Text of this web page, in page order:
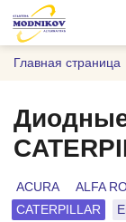
Главная страница
ACURA ALFA
CATERPILLAR